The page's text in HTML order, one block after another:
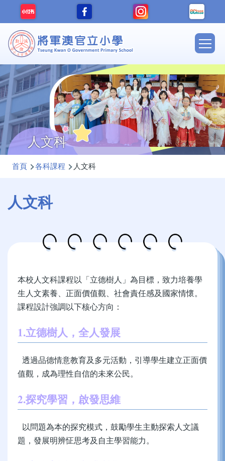
移至主內容
Main
人文科
導
連
結
首頁 各科課程 人文科
人文科
本校人文科課程以「立德樹人」為目標，致力培養學
生人文素養、正面價值觀、社會責任感及國家情懷。
課程設計強調以下核心方向：
1.立德樹人，全人發展
透過品德情意教育及多元活動，引導學生建立正面價
值觀，成為理性自信的未來公民。
2.探究學習，啟發思維
以問題為本的探究模式，鼓勵學生主動探索人文議
題，發展明辨怔思考及自主學習能力。